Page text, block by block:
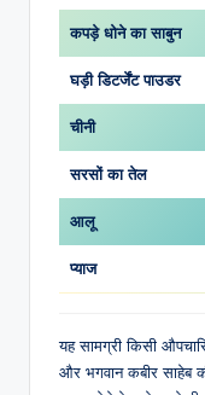
कपड़े धोने का साबुन
घड़ी डिटर्जेंट पाउडर
चीनी
सरसों का तेल
आलू
प्याज
यह सामग्री किसी
और भगवान कबीर साहेब